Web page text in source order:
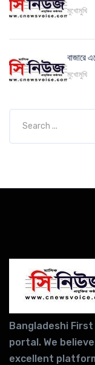
মুখোমুখি
বাজারে
মুখোমুখি
Bangladeshi
portal. We
excellent